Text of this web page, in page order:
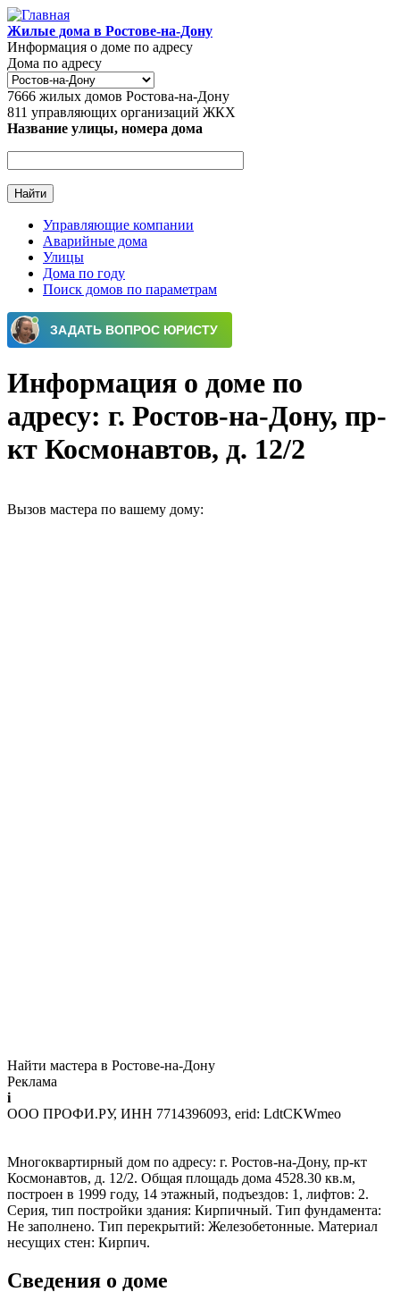
Перейти к основному содержанию
Жилые дома в Ростове-на-Дону
Информация о доме по адресу
Дома по адресу
7666 жилых домов Ростова-на-Дону
811 управляющих организаций ЖКХ
Название улицы, номера дома
Главное меню
Управляющие компании
Аварийные дома
Улицы
Дома по году
Поиск домов по параметрам
Информация о доме по
адресу: г. Ростов-на-Дону, пр-
кт Космонавтов, д. 12/2
Вызов мастера по вашему дому:
Найти мастера в Ростове-на-Дону
Реклама
i
ООО ПРОФИ.РУ, ИНН 7714396093, erid: LdtCKWmeo
Многоквартирный дом по адресу: г. Ростов-на-Дону, пр-кт
Космонавтов, д. 12/2. Общая площадь дома 4528.30 кв.м,
построен в 1999 году, 14 этажный, подъездов: 1, лифтов: 2.
Серия, тип постройки здания: Кирпичный. Тип фундамента:
Не заполнено. Тип перекрытий: Железобетонные. Материал
несущих стен: Кирпич.
Сведения о доме